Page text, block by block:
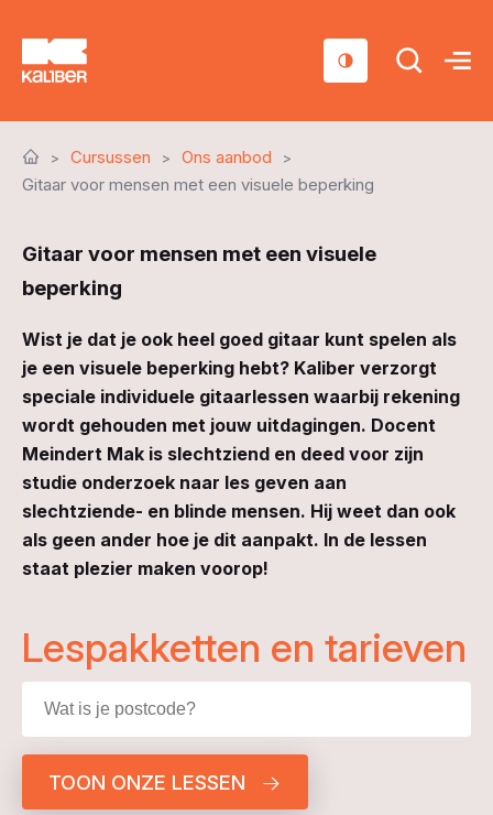
Scholen
Over ons
Contact
Cursussen
Ons aanbod
Gitaar voor mensen met een visuele beperking
Gitaar voor mensen met een visuele
beperking
Wist je dat je ook heel goed gitaar kunt spelen als
je een visuele beperking hebt? Kaliber verzorgt
speciale individuele gitaarlessen waarbij rekening
wordt gehouden met jouw uitdagingen. Docent
Meindert Mak is slechtziend en deed voor zijn
studie onderzoek naar les geven aan
slechtziende- en blinde mensen. Hij weet dan ook
als geen ander hoe je dit aanpakt. In de lessen
staat plezier maken voorop!
Lespakketten en tarieven
TOON ONZE LESSEN